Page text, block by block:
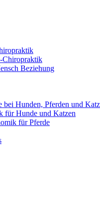
Chiropraktik
Beziehung
bei Hunden, Pferden und
für Hunde und Katzen
für Pferde